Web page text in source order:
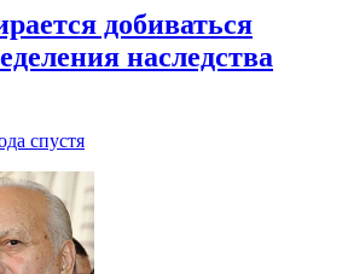
добиваться
наследства
спустя